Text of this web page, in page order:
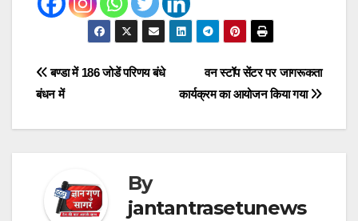
Post
वन स्टॉप सेंटर पर जागरूकता
कार्यक्रम का आयोजन किया गया
बण्डा में 186 जोडें परिणय बंधे
बंधन में
By
jantantrasetunews